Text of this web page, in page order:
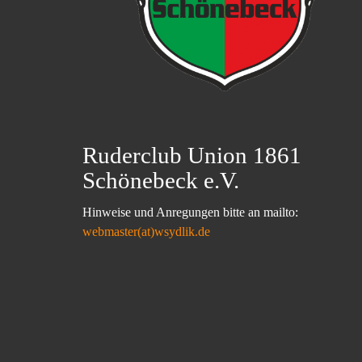
Ruderclub Union 1861
Schönebeck e.V.
Hinweise und Anregungen bitte an mailto:
webmaster(at)wsydlik.de